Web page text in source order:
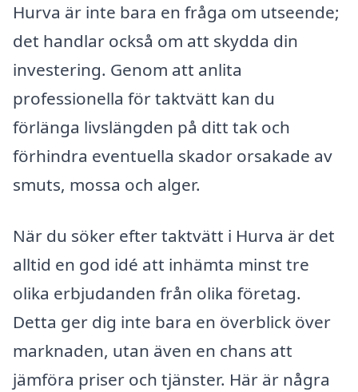
Hurva är inte bara en fråga om utseende;
det handlar också om att skydda din
investering. Genom att anlita
professionella för taktvätt kan du
förlänga livslängden på ditt tak och
förhindra eventuella skador orsakade av
smuts, mossa och alger.
När du söker efter taktvätt i Hurva är det
alltid en god idé att inhämta minst tre
olika erbjudanden från olika företag.
Detta ger dig inte bara en överblick över
marknaden, utan även en chans att
jämföra priser och tjänster. Här är några